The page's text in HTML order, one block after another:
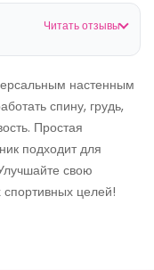
Читать отзывы
настенным
спину, грудь,
Простая
подходит для
свою
целей!